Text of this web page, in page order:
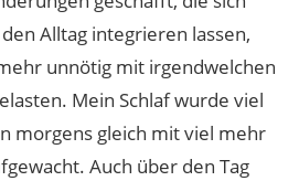
Alltag integrieren lassen,
unnötig mit irgendwelchen
Mein Schlaf wurde viel
morgens gleich mit viel mehr
Auch über den Tag